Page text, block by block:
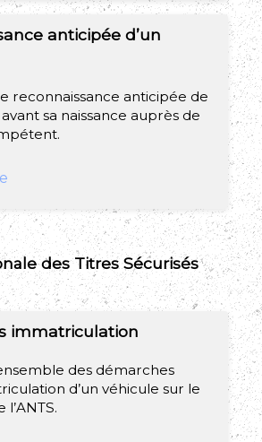
anticipée d’un
reconnaissance anticipée de
sa naissance auprès de
des Titres Sécurisés
immatriculation
des démarches
d’un véhicule sur le